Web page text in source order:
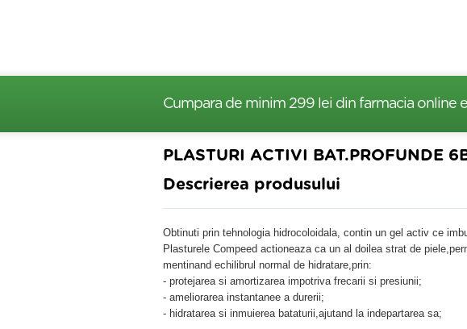
Cumpara de minim 299 lei din farmacia online
PLASTURI ACTIVI BAT.PROFUNDE
Descrierea produsului
Obtinuti prin tehnologia hidrocoloidala, contin un gel activ ce
Plasturele Compeed actioneaza ca un al doilea strat de
mentinand echilibrul normal de hidratare,prin:
- protejarea si amortizarea impotriva frecarii si presiunii;
- ameliorarea instantanee a durerii;
- hidratarea si inmuierea bataturii,ajutand la indepartarea sa;